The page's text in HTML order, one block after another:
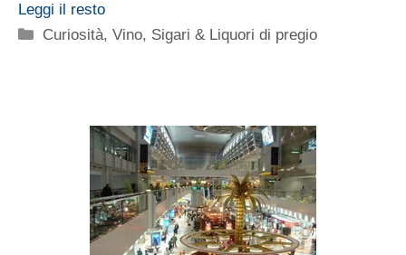
Leggi il resto
Categorie
Curiosità,Vino, Sigari & Liquori di pregio